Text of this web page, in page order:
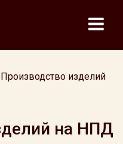
Производство изделий
на НПД